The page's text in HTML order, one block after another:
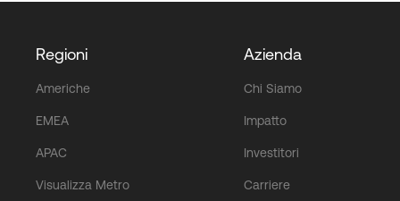
Regioni
Americhe
EMEA
APAC
Visualizza Metro
Azienda
Chi Siamo
Impatto
Investitori
Carriere